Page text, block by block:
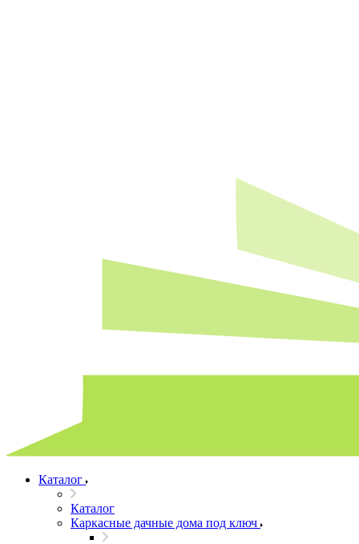
Каталог
Каталог
Каркасные дачные дома под ключ